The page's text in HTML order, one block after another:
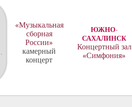
«Музыкальная
сборная
России»
камерный
концерт
ЮЖНО-
САХАЛИНСК
Концертный зал
«Симфония»